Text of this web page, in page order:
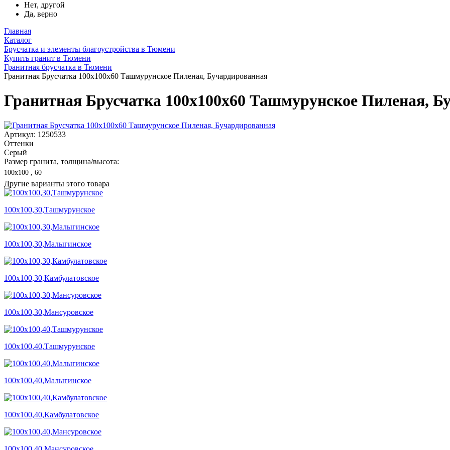
Нет, другой
Да, верно
Главная
Каталог
Брусчатка и элементы благоустройства в Тюмени
Купить гранит в Тюмени
Гранитная брусчатка в Тюмени
Гранитная Брусчатка 100х100x60 Ташмурунское Пиленая, Бучардированная
Гранитная Брусчатка 100х100x60 Ташмурунское Пиленая,
Артикул: 1250533
Оттенки
Серый
Размер гранита, толщина/высота:
100х100 , 60
Другие варианты этого товара
100х100,30,Ташмурунское
100х100,30,Малыгинское
100х100,30,Камбулатовское
100х100,30,Мансуровское
100х100,40,Ташмурунское
100х100,40,Малыгинское
100х100,40,Камбулатовское